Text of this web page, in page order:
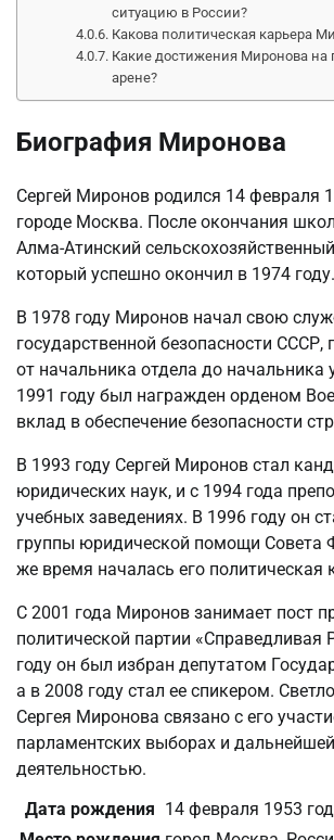
ситуацию в России?
Какова политическая карьера
Какие достижения Миронова на
арене?
Биография Миронова
Сергей Миронов родился 14 февраля
городе Москва. После окончания
Алма-Атинский
который успешно окончил в 1974 году.
В 1978 году Миронов начал свою
государственной безопасности СССР,
от начальника отдела до начальника
1991 году был награжден орденом
вклад в обеспечение безопасности
В 1993 году Сергей Миронов стал
юридических наук, и с 1994 года
учебных заведениях. В 1996 году он
группы юридической помощи Совета
же время началась его политическая
С 2001 года Миронов занимает пост
политической партии «Справедливая
году он был избран депутатом
а в 2008 году стал ее спикером.
Сергея Миронова связано с его
парламентских выборах и
деятельностью.
Дата рождения 14 февраля 1953